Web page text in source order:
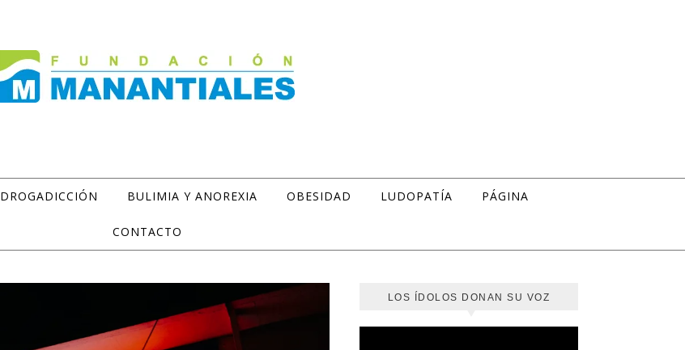
DROGADICCIÓN BULIMIA Y ANOREXIA OBESIDAD LUDOPATÍA PÁGINA
CONTACTO
LOS ÍDOLOS DONAN SU VOZ